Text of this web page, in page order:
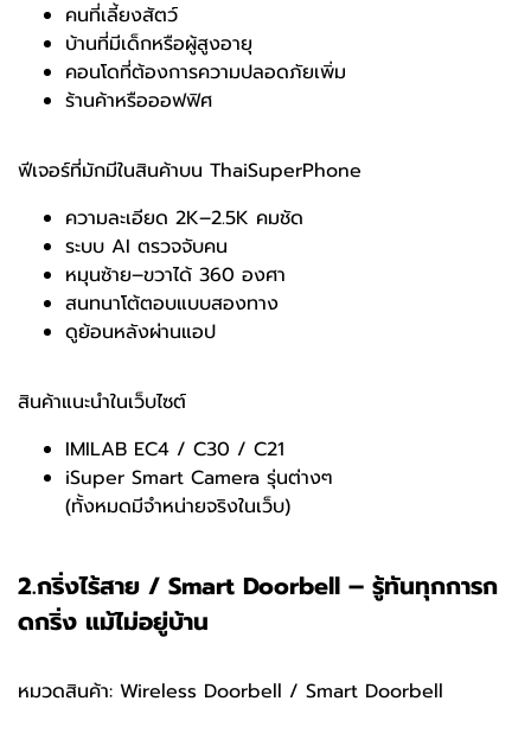
คนที่เลี้ยงสัตว์
บ้านที่มีเด็กหรือผู้สูงอายุ
คอนโดที่ต้องการความปลอดภัยเพิ่ม
ร้านค้าหรือออฟฟิศ
ฟีเจอร์ที่มักมีในสินค้าบน ThaiSuperPhone
ความละเอียด 2K–2.5K คมชัด
ระบบ AI ตรวจจับคน
หมุนซ้าย–ขวาได้ 360 องศา
สนทนาโต้ตอบแบบสองทาง
ดูย้อนหลังผ่านแอป
สินค้าแนะนำในเว็บไซต์
IMILAB EC4 / C30 / C21
iSuper Smart Camera รุ่นต่างๆ
(ทั้งหมดมีจำหน่ายจริงในเว็บ)
2.กริ่งไร้สาย / Smart Doorbell – รู้ทันทุกการก
ดกริ่ง แม้ไม่อยู่บ้าน
หมวดสินค้า: Wireless Doorbell / Smart Doorbell